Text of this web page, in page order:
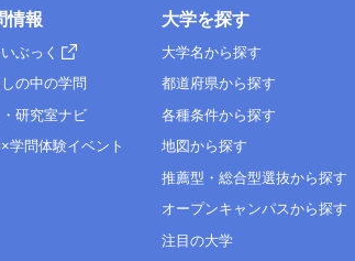
情報
ぶっく
の中の学問
研究室ナビ
学問体験イベント
大学を探す
大学名から探す
都道府県から探す
各種条件から探す
地図から探す
推薦型・総合型選抜から探す
オープンキャンパスから探す
注目の大学